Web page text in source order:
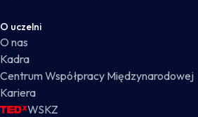
O uczelni
O nas
Kadra
Centrum Współpracy Międzynarodowej
Kariera
WSKZ